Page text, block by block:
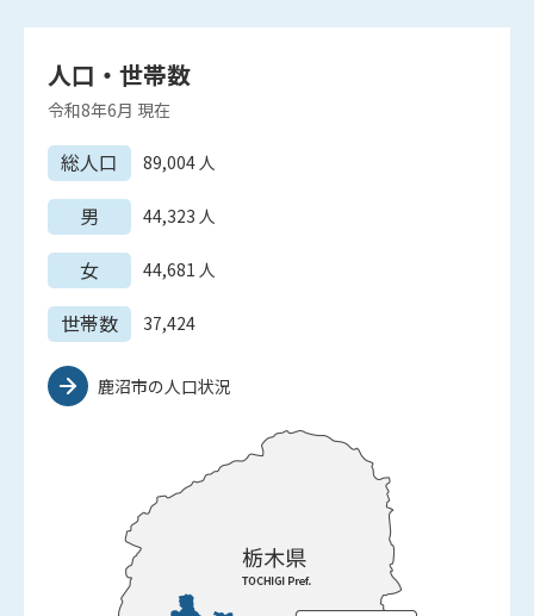
人口・世帯数
令和8年6月 現在
総人口 89,004人
男 44,323 人
女 44,681 人
世帯数 37,424
鹿沼市の人口状況